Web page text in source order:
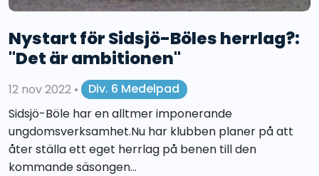
Nystart för Sidsjö-Böles herrlag?:
"Det är ambitionen"
12 nov 2022 •
Div. 6 Medelpad
Sidsjö-Böle har en alltmer imponerande
ungdomsverksamhet.Nu har klubben planer på att
åter ställa ett eget herrlag på benen till den
kommande säsongen...